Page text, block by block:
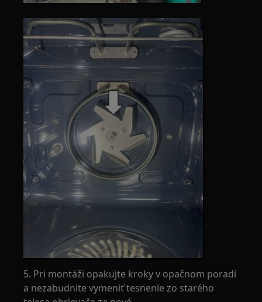
5. Pri montáži opakujte kroky v opačnom poradí
a nezabudnite vymeniť tesnenie zo starého